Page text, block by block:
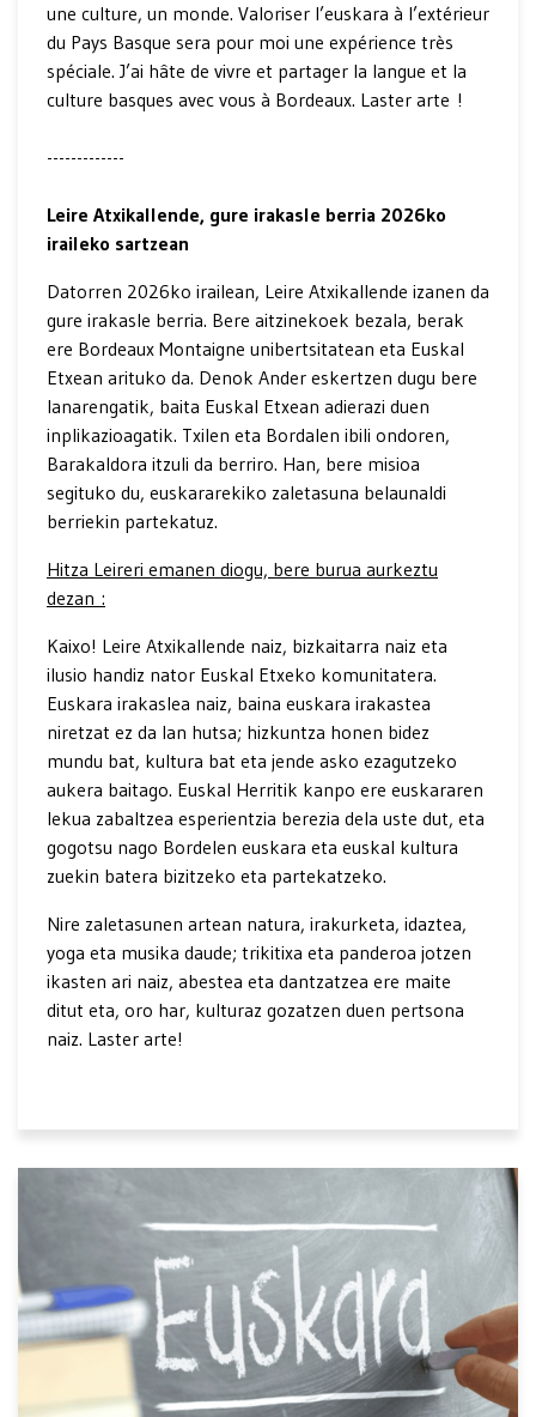
une culture, un monde. Valoriser l’euskara à l’extérieur
du Pays Basque sera pour moi une expérience très
spéciale. J’ai hâte de vivre et partager la langue et la
culture basques avec vous à Bordeaux. Laster arte !
-------------
Leire Atxikallende, gure irakasle berria 2026ko
iraileko sartzean
Datorren 2026ko irailean, Leire Atxikallende izanen da
gure irakasle berria. Bere aitzinekoek bezala, berak
ere Bordeaux Montaigne unibertsitatean eta Euskal
Etxean arituko da. Denok Ander eskertzen dugu bere
lanarengatik, baita Euskal Etxean adierazi duen
inplikazioagatik. Txilen eta Bordalen ibili ondoren,
Barakaldora itzuli da berriro. Han, bere misioa
segituko du, euskararekiko zaletasuna belaunaldi
berriekin partekatuz.
Hitza Leireri emanen diogu, bere burua aurkeztu
dezan :
Kaixo! Leire Atxikallende naiz, bizkaitarra naiz eta
ilusio handiz nator Euskal Etxeko komunitatera.
Euskara irakaslea naiz, baina euskara irakastea
niretzat ez da lan hutsa; hizkuntza honen bidez
mundu bat, kultura bat eta jende asko ezagutzeko
aukera baitago. Euskal Herritik kanpo ere euskararen
lekua zabaltzea esperientzia berezia dela uste dut, eta
gogotsu nago Bordelen euskara eta euskal kultura
zuekin batera bizitzeko eta partekatzeko.
Nire zaletasunen artean natura, irakurketa, idaztea,
yoga eta musika daude; trikitixa eta panderoa jotzen
ikasten ari naiz, abestea eta dantzatzea ere maite
ditut eta, oro har, kulturaz gozatzen duen pertsona
naiz. Laster arte!